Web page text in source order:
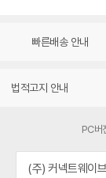
빠른배송 안내
법적고지 안내
PC버
(주) 커넥트웨이브